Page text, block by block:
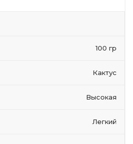
100 гр
Кактус
Высокая
Легкий